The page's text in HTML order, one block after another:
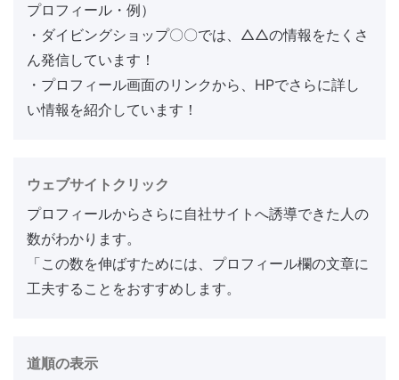
プロフィール・例）
・ダイビングショップ〇〇では、△△の情報をたくさ
ん発信しています！
・プロフィール画面のリンクから、HPでさらに詳し
い情報を紹介しています！
ウェブサイトクリック
プロフィールからさらに自社サイトへ誘導できた人の
数がわかります。
「この数を伸ばすためには、プロフィール欄の文章に
工夫することをおすすめします。
道順の表示